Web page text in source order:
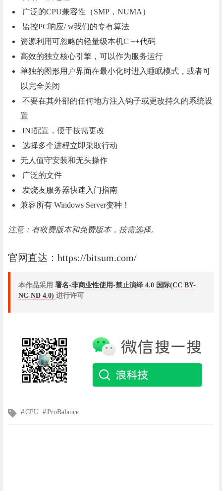
广泛的CPU兼容性（SMP，NUMA）
监控PC响应/ w我们的专有算法
资源利用可忽略的轻量级本机C ++代码
高效的独立核心引擎，可以作为服务运行
单独的图形用户界面在最小化时进入睡眠模式，或者可
以完全关闭
不要在其外部的任何地方注入钩子或更改持久的系统设
置
INI配置，便于按需更改
选择多个进程立即采取行动
无人值守安装和无头操作
广泛的文件
发烧友服务器快速入门指南
兼容所有 Windows Server变种！
注意：有收费版本和免费版本，按需选择。
官网直达：https://bitsum.com/
本作品采用 署名-非商业性使用-禁止演绎 4.0 国际(CC BY-
NC-ND 4.0) 进行许可
文CPU ProBalance